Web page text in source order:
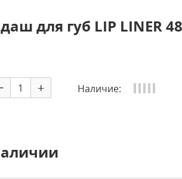
для губ LIP LINER 48
+ Наличие: